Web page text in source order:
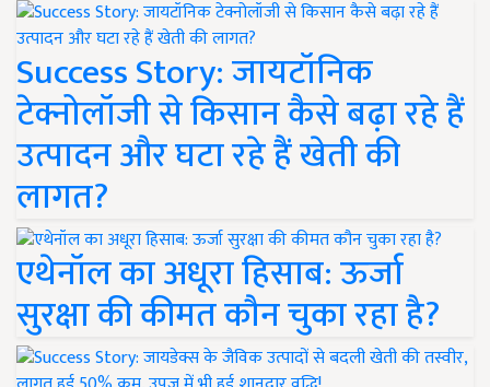
Success Story: जायटॉनिक
टेक्नोलॉजी से किसान कैसे बढ़ा रहे हैं
उत्पादन और घटा रहे हैं खेती की
लागत?
एथेनॉल का अधूरा हिसाब: ऊर्जा
सुरक्षा की कीमत कौन चुका रहा है?